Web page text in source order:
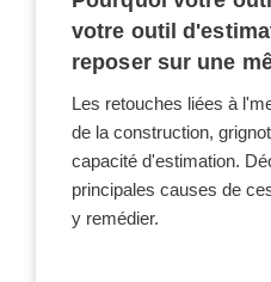
votre outil
reposer sur une
Les retouches liées à
de la construction,
capacité d'estimation.
principales causes de
y remédier.